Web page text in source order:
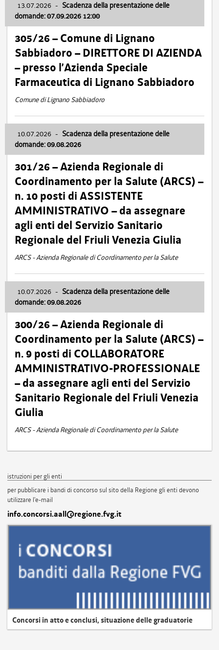
13.07.2026 - Scadenza della presentazione delle
domande: 07.09.2026 12:00
305/26 – Comune di Lignano
Sabbiadoro – DIRETTORE DI AZIENDA
– presso l’Azienda Speciale
Farmaceutica di Lignano Sabbiadoro
Comune di Lignano Sabbiadoro
10.07.2026 - Scadenza della presentazione delle
domande: 09.08.2026
301/26 – Azienda Regionale di
Coordinamento per la Salute (ARCS) –
n. 10 posti di ASSISTENTE
AMMINISTRATIVO – da assegnare
agli enti del Servizio Sanitario
Regionale del Friuli Venezia Giulia
ARCS - Azienda Regionale di Coordinamento per la Salute
10.07.2026 - Scadenza della presentazione delle
domande: 09.08.2026
300/26 – Azienda Regionale di
Coordinamento per la Salute (ARCS) –
n. 9 posti di COLLABORATORE
AMMINISTRATIVO-PROFESSIONALE
– da assegnare agli enti del Servizio
Sanitario Regionale del Friuli Venezia
Giulia
ARCS - Azienda Regionale di Coordinamento per la Salute
istruzioni per gli enti
per pubblicare i bandi di concorso sul sito della Regione gli enti devono
utilizzare l'e-mail
info.concorsi.aall@regione.fvg.it
Concorsi in atto e conclusi, situazione delle graduatorie